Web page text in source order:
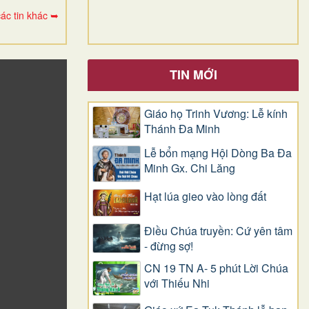
tin khác ➥
TIN MỚI
Giáo họ Trinh Vương: Lễ kính
Thánh Đa Minh
Lễ bổn mạng Hội Dòng Ba Đa
Minh Gx. Chi Lăng
Hạt lúa gieo vào lòng đất
Điều Chúa truyền: Cứ yên tâm
- đừng sợ!
CN 19 TN A- 5 phút Lời Chúa
với Thiếu Nhi